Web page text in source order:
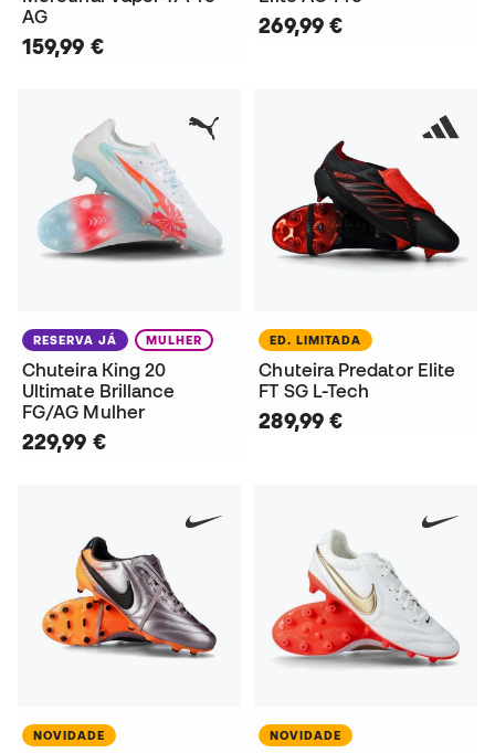
AG
159,99 €
269,99 €
RESERVA JÁ MULHER
Chuteira King 20
Ultimate Brillance
FG/AG Mulher
229,99 €
ED. LIMITADA
Chuteira Predator Elite
FT SG L-Tech
289,99 €
NOVIDADE NOVIDADE